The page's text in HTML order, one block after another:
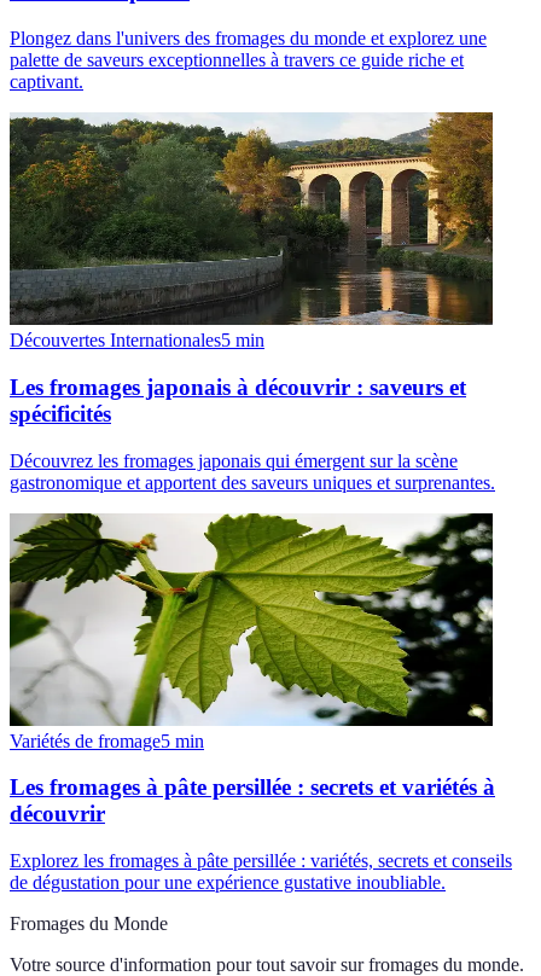
Plongez dans l'univers des fromages du monde et explorez une
palette de saveurs exceptionnelles à travers ce guide riche et
captivant.
Découvertes Internationales5 min
Les fromages japonais à découvrir : saveurs et
spécificités
Découvrez les fromages japonais qui émergent sur la scène
gastronomique et apportent des saveurs uniques et surprenantes.
Variétés de fromage5 min
Les fromages à pâte persillée : secrets et variétés à
découvrir
Explorez les fromages à pâte persillée : variétés, secrets et conseils
de dégustation pour une expérience gustative inoubliable.
Fromages du Monde
Votre source d'information pour tout savoir sur fromages du monde.